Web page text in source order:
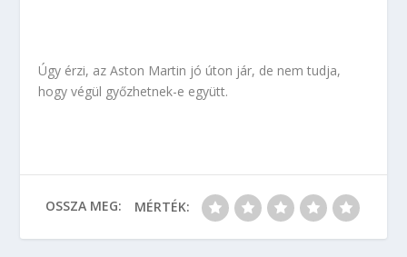
Úgy érzi, az Aston Martin jó úton jár, de nem tudja,
hogy végül győzhetnek-e együtt.
OSSZA MEG: MÉRTÉK: